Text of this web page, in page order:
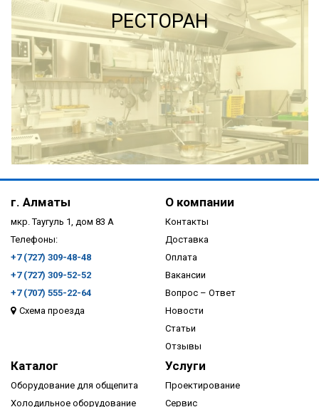
ПОДРОБНЕЕ
РЕСТОРАН
ПОДРОБНЕЕ
г. Алматы
мкр. Таугуль 1, дом 83 А
Телефоны:
+7 (727) 309-48-48
+7 (727) 309-52-52
+7 (707) 555-22-64
Схема проезда
О компании
Контакты
Доставка
Оплата
Вакансии
Вопрос – Ответ
Новости
Статьи
Отзывы
Каталог
Оборудование для общепита
Холодильное оборудование
Услуги
Проектирование
Сервис